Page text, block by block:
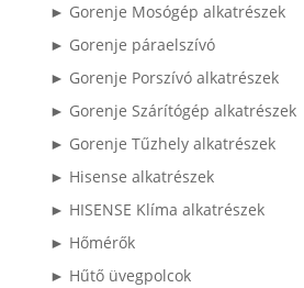
► Gorenje Mosógép alkatrészek
► Gorenje páraelszívó
► Gorenje Porszívó alkatrészek
► Gorenje Szárítógép alkatrészek
► Gorenje Tűzhely alkatrészek
► Hisense alkatrészek
► HISENSE Klíma alkatrészek
► Hőmérők
► Hűtő üvegpolcok